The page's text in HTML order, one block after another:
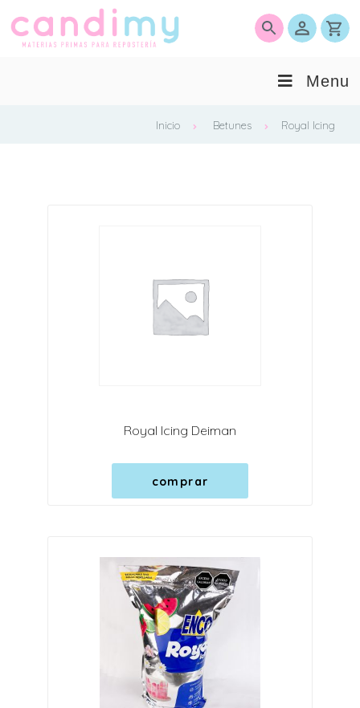
Menu
Inicio Betunes Royal Icing
Royal Icing Deiman
comprar